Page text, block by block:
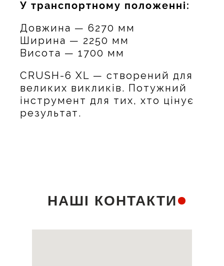
У транспортному положенні:
Довжина — 6270 мм
Ширина — 2250 мм
Висота — 1700 мм
CRUSH-6 XL — створений для
великих викликів. Потужний
інструмент для тих, хто цінує
результат.
НАШІ КОНТАКТИ